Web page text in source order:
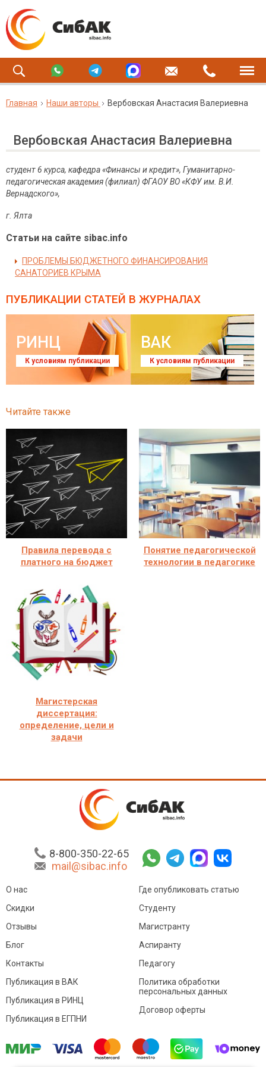
Главная Наши авторы Вербовская Анастасия Валериевна
Вербовская Анастасия Валериевна
студент 6 курса, кафедра «Финансы и кредит», Гуманитарно-
педагогическая академия (филиал) ФГАОУ ВО «КФУ им. В.И.
Вернадского»,
г. Ялта
Статьи на сайте sibac.info
ПРОБЛЕМЫ БЮДЖЕТНОГО ФИНАНСИРОВАНИЯ
САНАТОРИЕВ КРЫМА
ПУБЛИКАЦИИ СТАТЕЙ В ЖУРНАЛАХ
РИНЦ
К условиям публикации
ВАК
К условиям публикации
Читайте также
Правила перевода с
платного на бюджет
Понятие педагогической
технологии в педагогике
Магистерская
диссертация:
определение, цели и
задачи
8-800-350-22-65
mail@sibac.info
О нас
Скидки
Отзывы
Блог
Контакты
Где опубликовать статью
Студенту
Магистранту
Аспиранту
Педагогу
Публикация в ВАК
Публикация в РИНЦ
Публикация в ЕГПНИ
Политика обработки
персональных данных
Договор оферты